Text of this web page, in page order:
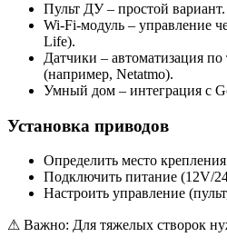
Пульт ДУ – простой вариант.
Wi-Fi-модуль – управление
Life).
Датчики – автоматизация
(например, Netatmo).
Умный дом – интеграция с
Установка приводов
Определить место
Подключить питание (12V/
Настроить управление
⚠ Важно: Для тяжелых створок